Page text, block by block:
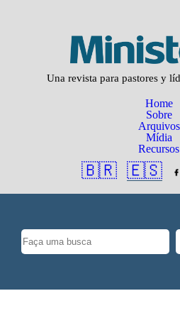
Una revista para pastores y
Home
Sobre
Arquivos
Mídia
Recursos
🇧🇷 🇪🇸